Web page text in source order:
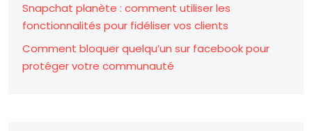
Snapchat planète : comment utiliser les
fonctionnalités pour fidéliser vos clients
Comment bloquer quelqu’un sur facebook pour
protéger votre communauté